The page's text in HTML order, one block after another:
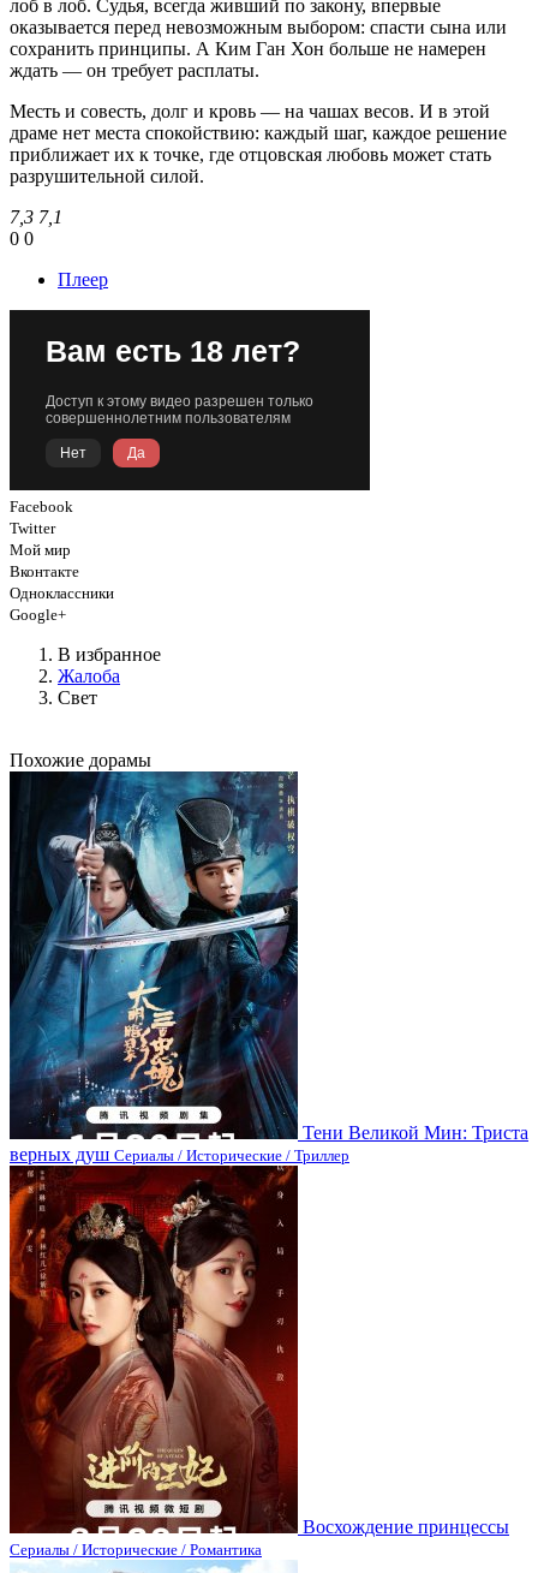
лоб в лоб. Судья, всегда живший по закону, впервые
оказывается перед невозможным выбором: спасти сына или
сохранить принципы. А Ким Ган Хон больше не намерен
ждать — он требует расплаты.
Месть и совесть, долг и кровь — на чашах весов. И в этой
драме нет места спокойствию: каждый шаг, каждое решение
приближает их к точке, где отцовская любовь может стать
разрушительной силой.
7,3 7,1
0 0
Плеер
Facebook
Twitter
Мой мир
Вконтакте
Одноклассники
Google+
В избранное
Жалоба
Свет
Похожие дорамы
Тени Великой Мин: Триста
верных душ Сериалы / Исторические / Триллер
Восхождение принцессы
Сериалы / Исторические / Романтика